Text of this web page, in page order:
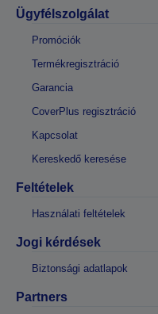
Ügyfélszolgálat
Promóciók
Termékregisztráció
Garancia
CoverPlus regisztráció
Kapcsolat
Kereskedő keresése
Feltételek
Használati feltételek
Jogi kérdések
Biztonsági adatlapok
Partners